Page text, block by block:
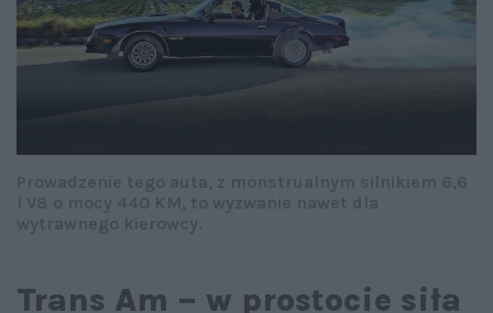
Trans Am – w prostocie siła